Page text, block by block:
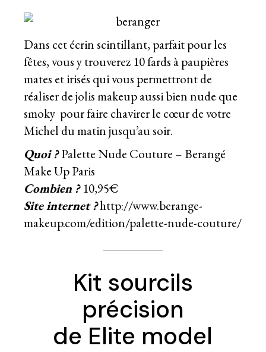
Dans cet écrin scintillant, parfait pour les
fêtes, vous y trouverez 10 fards à paupières
mates et irisés qui vous permettront de
réaliser de jolis makeup aussi bien nude que
smoky pour faire chavirer le cœur de votre
Michel du matin jusqu’au soir.
Quoi ?Palette Nude Couture – Berangé
Make Up Paris
Combien ?10,95€
Site internet ?http://www.berange-
makeup.com/edition/palette-nude-couture/
Kit sourcils
précision
de Elite model